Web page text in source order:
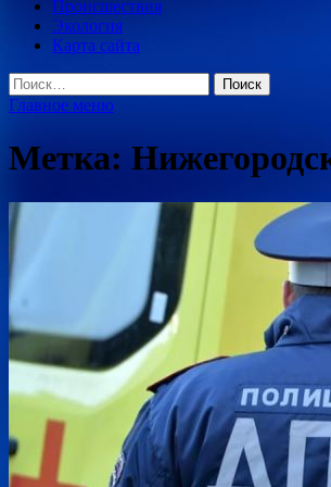
Происшествия
Экология
Карта сайта
Найти:
Главное меню
Метка: